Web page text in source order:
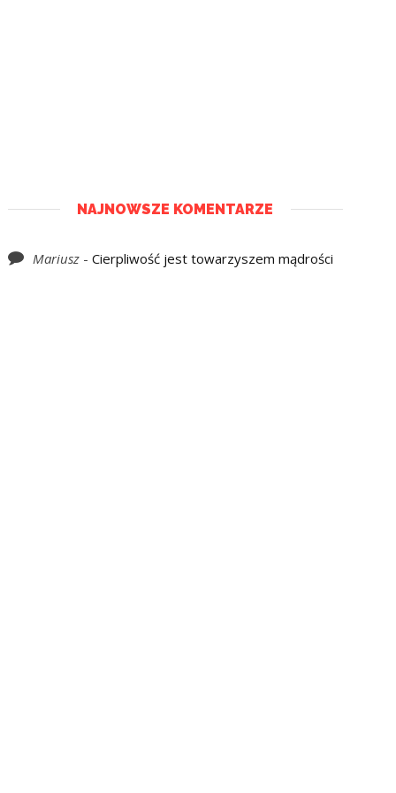
NAJNOWSZE KOMENTARZE
Mariusz- Cierpliwość jest towarzyszem mądrości